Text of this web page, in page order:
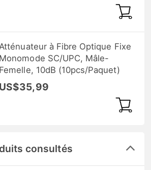
à Fibre Optique Fixe
Monomode SC/UPC, Mâle-
Femelle, 10dB (10pcs/Paquet)
US$35,99
consultés